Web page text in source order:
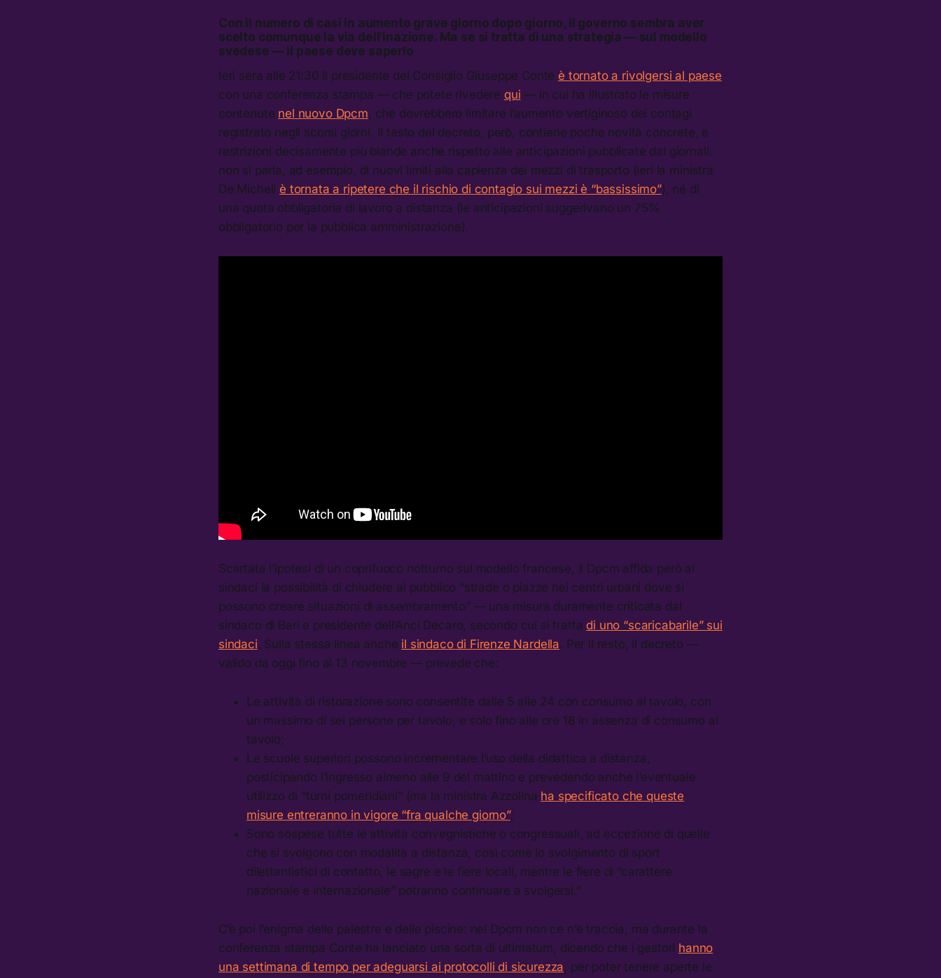
Con il numero di casi in aumento grave giorno dopo giorno, il governo sembra aver
scelto comunque la via dell’inazione. Ma se si tratta di una strategia — sul modello
svedese — il paese deve saperlo
Ieri sera alle 21:30 il presidente del Consiglio Giuseppe Conte è tornato a rivolgersi al paese
con una conferenza stampa — che potete rivedere qui — in cui ha illustrato le misure
contenute nel nuovo Dpcm, che dovrebbero limitare l’aumento vertiginoso dei contagi
registrato negli scorsi giorni. Il testo del decreto, però, contiene poche novità concrete, e
restrizioni decisamente più blande anche rispetto alle anticipazioni pubblicate dai giornali:
non si parla, ad esempio, di nuovi limiti alla capienza dei mezzi di trasporto (ieri la ministra
De Micheli è tornata a ripetere che il rischio di contagio sui mezzi è “bassissimo”), né di
una quota obbligatoria di lavoro a distanza (le anticipazioni suggerivano un 75%
obbligatorio per la pubblica amministrazione).
Scartata l’ipotesi di un coprifuoco notturno sul modello francese, il Dpcm affida però ai
sindaci la possibilità di chiudere al pubblico “strade o piazze nei centri urbani dove si
possono creare situazioni di assembramento” — una misura duramente criticata dal
sindaco di Bari e presidente dell’Anci Decaro, secondo cui si tratta di uno “scaricabarile” sui
sindaci. Sulla stessa linea anche il sindaco di Firenze Nardella. Per il resto, il decreto —
valido da oggi fino al 13 novembre — prevede che:
Le attività di ristorazione sono consentite dalle 5 alle 24 con consumo al tavolo, con
un massimo di sei persone per tavolo, e solo fino alle ore 18 in assenza di consumo al
tavolo;
Le scuole superiori possono incrementare l’uso della didattica a distanza,
posticipando l’ingresso almeno alle 9 del mattino e prevedendo anche l’eventuale
utilizzo di “turni pomeridiani” (ma la ministra Azzolina ha specificato che queste
misure entreranno in vigore “fra qualche giorno”;
Sono sospese tutte le attività convegnistiche o congressuali, ad eccezione di quelle
che si svolgono con modalità a distanza, così come lo svolgimento di sport
dilettantistici di contatto, le sagre e le fiere locali, mentre le fiere di “carattere
nazionale e internazionale” potranno continuare a svolgersi.”
C’è poi l’enigma delle palestre e delle piscine: nel Dpcm non ce n’è traccia, ma durante la
conferenza stampa Conte ha lanciato una sorta di ultimatum, dicendo che i gestori hanno
una settimana di tempo per adeguarsi ai protocolli di sicurezza, per poter tenere aperte le